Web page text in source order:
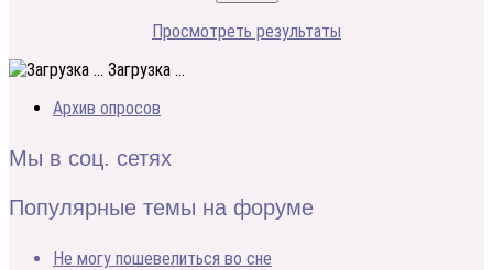
Просмотреть результаты
Загрузка ...
Архив опросов
Мы в соц. сетях
Популярные темы на форуме
Не могу пошевелиться во сне